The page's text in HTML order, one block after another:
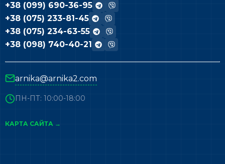
+38 (099) 690-36-95
+38 (075) 233-81-45
+38 (075) 234-63-55
+38 (098) 740-40-21
arnika@arnika2.com
ПН-ПТ: 10:00-18:00
КАРТА САЙТА →